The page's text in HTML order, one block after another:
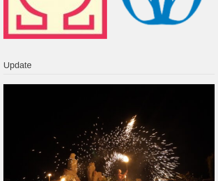
Update